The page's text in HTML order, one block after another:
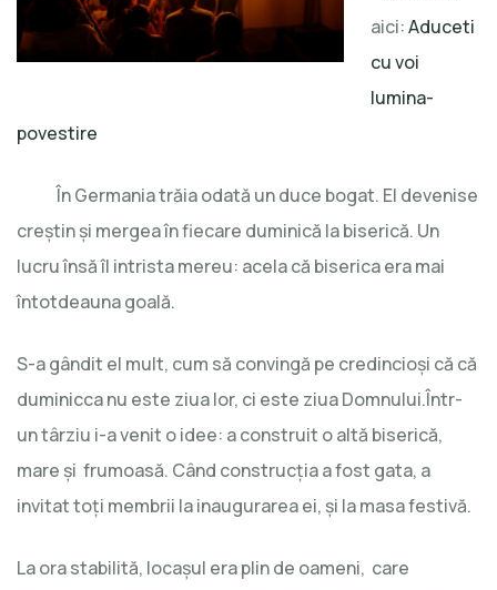
aici:Aduceti
cu voi
lumina-
povestire
În Germania trăia odată un duce bogat. El devenise
creştin şi mergea în fiecare duminică la biserică. Un
lucru însă îl intrista mereu: acela că biserica era mai
întotdeauna goală.
S-a gândit el mult, cum să convingă pe credincioşi că că
duminicca nu este ziua lor, ci este ziua Domnului.Într-
un târziu i-a venit o idee: a construit o altă biserică,
mare şi frumoasă. Când construcţia a fost gata, a
invitat toţi membrii la inaugurarea ei, şi la masa festivă.
La ora stabilită, locaşul era plin de oameni, care